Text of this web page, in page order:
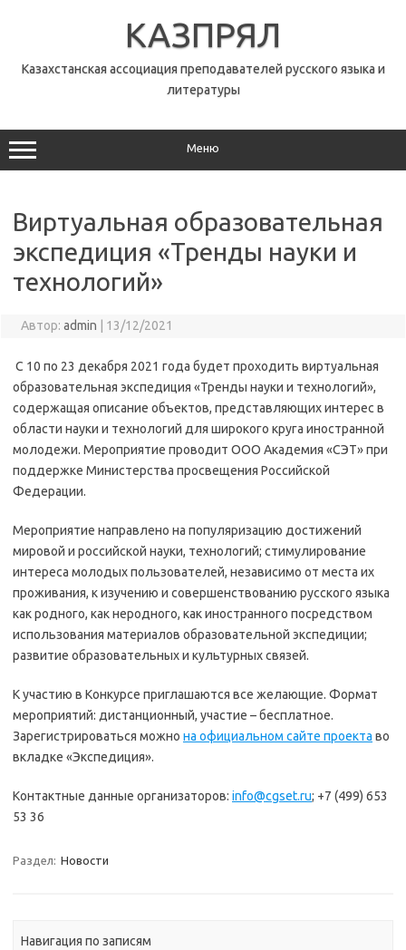
КАЗПРЯЛ
Казахстанская ассоциация преподавателей русского языка и
литературы
Меню
Виртуальная образовательная
экспедиция «Тренды науки и
технологий»
Автор: admin 13/12/2021
С 10 по 23 декабря 2021 года будет проходить виртуальная
образовательная экспедиция «Тренды науки и технологий»,
содержащая описание объектов, представляющих интерес в
области науки и технологий для широкого круга иностранной
молодежи. Мероприятие проводит ООО Академия «СЭТ» при
поддержке Министерства просвещения Российской
Федерации.
Мероприятие направлено на популяризацию достижений
мировой и российской науки, технологий; стимулирование
интереса молодых пользователей, независимо от места их
проживания, к изучению и совершенствованию русского языка
как родного, как неродного, как иностранного посредством
использования материалов образовательной экспедиции;
развитие образовательных и культурных связей.
К участию в Конкурсе приглашаются все желающие. Формат
мероприятий: дистанционный, участие – бесплатное.
Зарегистрироваться можно на официальном сайте проекта во
вкладке «Экспедиция».
Контактные данные организаторов: info@cgset.ru; +7 (499) 653
53 36
Раздел: Новости
Навигация по записям